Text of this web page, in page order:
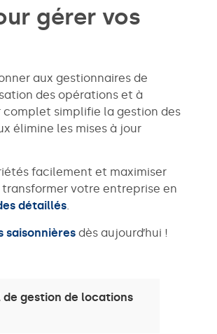
gérer vos
aux gestionnaires de
des opérations et à
simplifie la gestion des
élimine les mises à jour
facilement et maximiser
votre entreprise en
détaillés.
saisonnières dès aujourd’hui !
de gestion de locations